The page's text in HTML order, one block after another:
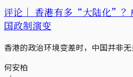
评论｜ 香港有多“大陆化”？
国政制演变
香港的政治环境变差时，中国并非无
何安柏